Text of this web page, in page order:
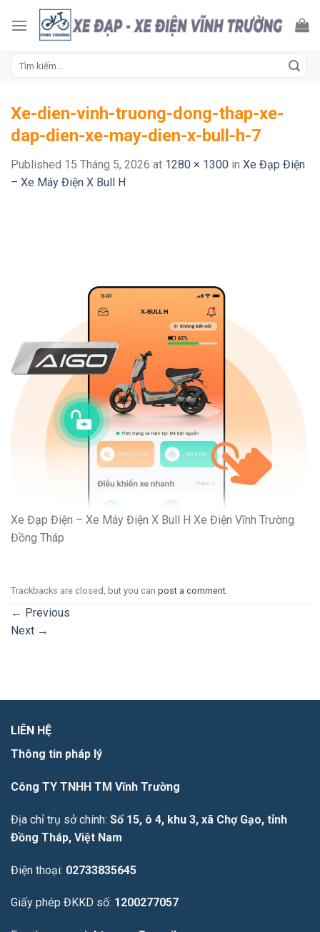
Xe-dien-vinh-truong-dong-thap-xe-
dap-dien-xe-may-dien-x-bull-h-7
Published 15 Tháng 5, 2026 at 1280 × 1300 in Xe Đạp Điện
– Xe Máy Điện X Bull H
Xe Đạp Điện – Xe Máy Điện X Bull H Xe Điện Vĩnh Trường
Đồng Tháp
Trackbacks are closed, but you can post a comment
← Previous
Next →
LIÊN HỆ
Thông tin pháp lý
Công TY TNHH TM Vĩnh Trường
Địa chỉ trụ sở chính: Số 15, ô 4, khu 3, xã Chợ Gạo, tỉnh
Đồng Tháp, Việt Nam
Điện thoại: 02733835645
Giấy phép ĐKKD số: 1200277057